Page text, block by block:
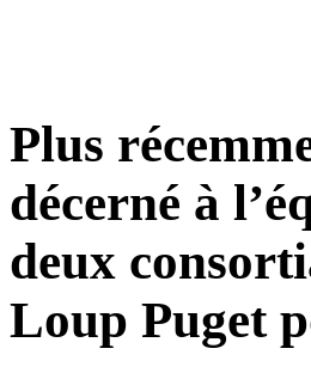
Plus
décerné à
deux
Loup Puget